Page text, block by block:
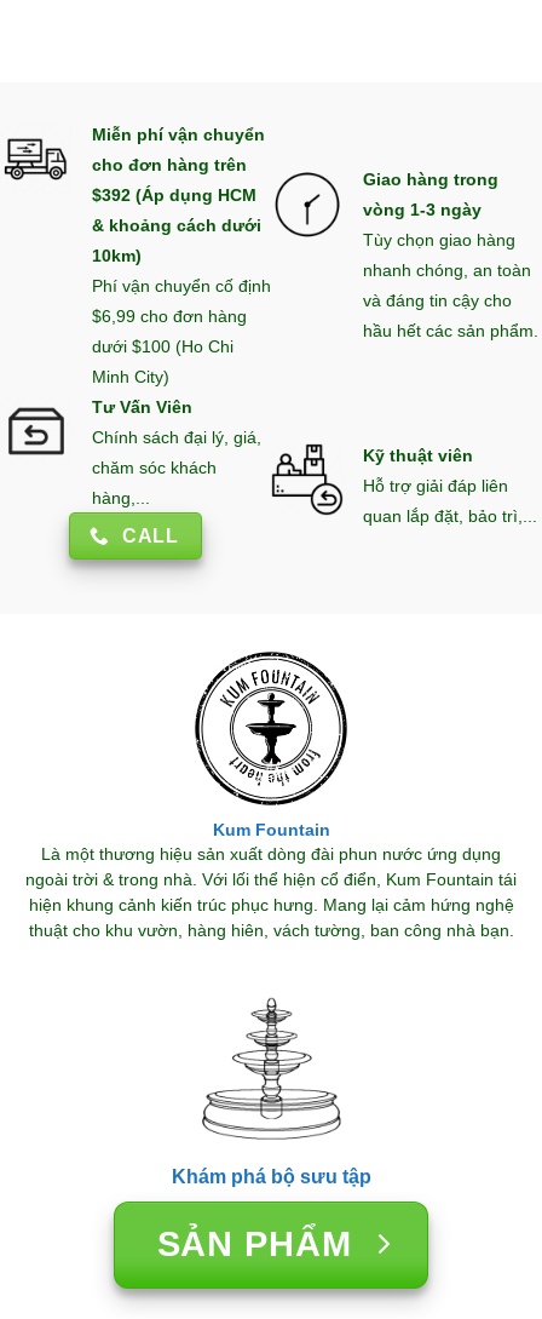
Miễn phí vận chuyển
cho đơn hàng trên
$392 (Áp dụng HCM
& khoảng cách dưới
10km)
Phí vận chuyển cố định
$6,99 cho đơn hàng
dưới $100 (Ho Chi
Minh City)
Giao hàng trong
vòng 1-3 ngày
Tùy chọn giao hàng
nhanh chóng, an toàn
và đáng tin cậy cho
hầu hết các sản phẩm.
Tư Vấn Viên
Chính sách đại lý, giá,
chăm sóc khách
hàng,...
CALL
Kỹ thuật viên
Hỗ trợ giải đáp liên
quan lắp đặt, bảo trì,...
Kum Fountain
Là một thương hiệu sản xuất dòng đài phun nước ứng dụng
ngoài trời & trong nhà. Với lối thể hiện cổ điển, Kum Fountain tái
hiện khung cảnh kiến trúc phục hưng. Mang lại cảm hứng nghệ
thuật cho khu vườn, hàng hiên, vách tường, ban công nhà bạn.
Khám phá bộ sưu tập
SẢN PHẨM